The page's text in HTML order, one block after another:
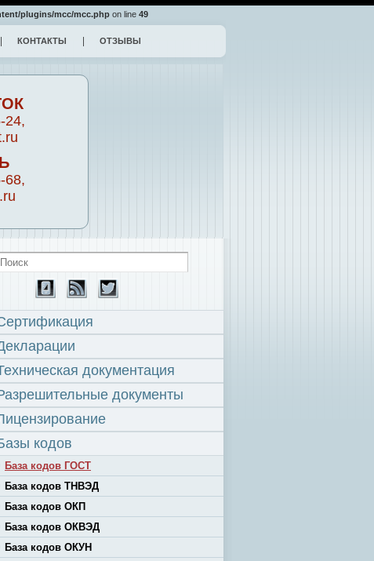
plugins/mcc/mcc.php on line 49
КОНТАКТЫ ОТЗЫВЫ
24,
68,
документация
документы
кодов
База кодов ГОСТ
База кодов ТНВЭД
База кодов ОКП
База кодов ОКВЭД
База кодов ОКУН